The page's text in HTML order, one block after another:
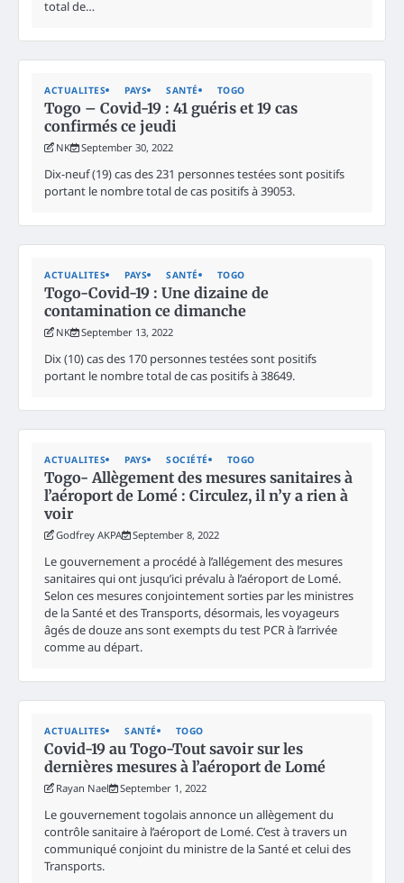
total de…
ACTUALITES PAYS SANTÉ TOGO
Togo – Covid-19 : 41 guéris et 19 cas
confirmés ce jeudi
NK September 30, 2022
Dix-neuf (19) cas des 231 personnes testées sont positifs
portant le nombre total de cas positifs à 39053.
ACTUALITES PAYS SANTÉ TOGO
Togo-Covid-19 : Une dizaine de
contamination ce dimanche
NK September 13, 2022
Dix (10) cas des 170 personnes testées sont positifs
portant le nombre total de cas positifs à 38649.
ACTUALITES PAYS SOCIÉTÉ TOGO
Togo- Allègement des mesures sanitaires à
l’aéroport de Lomé : Circulez, il n’y a rien à
voir
Godfrey AKPA September 8, 2022
Le gouvernement a procédé à l’allégement des mesures
sanitaires qui ont jusqu’ici prévalu à l’aéroport de Lomé.
Selon ces mesures conjointement sorties par les ministres
de la Santé et des Transports, désormais, les voyageurs
âgés de douze ans sont exempts du test PCR à l’arrivée
comme au départ.
ACTUALITES SANTÉ TOGO
Covid-19 au Togo-Tout savoir sur les
dernières mesures à l’aéroport de Lomé
Rayan Nael September 1, 2022
Le gouvernement togolais annonce un allègement du
contrôle sanitaire à l’aéroport de Lomé. C’est à travers un
communiqué conjoint du ministre de la Santé et celui des
Transports.